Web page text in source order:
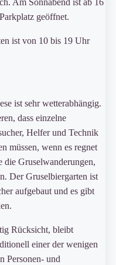
Am Sonnabend ist ab 16
geöffnet.
ist von 10 bis 19 Uhr
ist sehr wetterabhängig.
dass einzelne
Helfer und Technik
müssen, wenn es regnet
die Gruselwanderungen,
Der Gruselbiergarten ist
aufgebaut und es gibt
Rücksicht, bleibt
einer der wenigen
Personen- und